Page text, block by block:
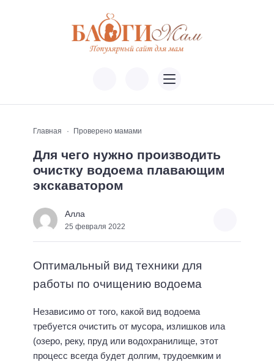
Главная Проверено мамами
Для чего нужно производить
очистку водоема плавающим
экскаватором
Алла
25 февраля 2022
Оптимальный вид техники для
работы по очищению водоема
Независимо от того, какой вид водоема
требуется очистить от мусора, излишков ила
(озеро, реку, пруд или водохранилище, этот
процесс всегда будет долгим, трудоемким и